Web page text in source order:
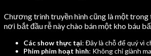
Chương trình truyền hình cũng là một trong
nơi bắt đầu rễ này chào bán một kho báu
Các show thực tại: Đây là chỗ để quý vì
Phim phim hoạt hình: Không chỉ giành